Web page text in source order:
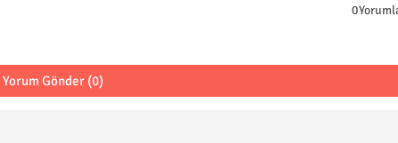
Yorum Gönder (0)